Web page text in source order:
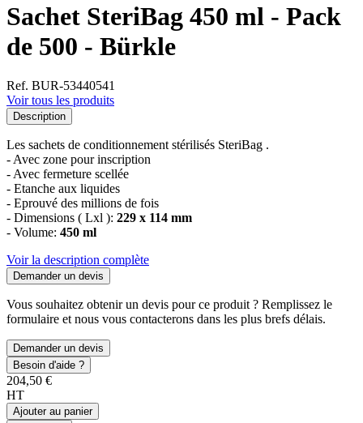
Sachet SteriBag 450 ml - Pack
de 500 - Bürkle
Ref. BUR-53440541
Voir tous les produits
Description
Les sachets de conditionnement stérilisés SteriBag .
- Avec zone pour inscription
- Avec fermeture scellée
- Etanche aux liquides
- Eprouvé des millions de fois
- Dimensions ( Lxl ): 229 x 114 mm
- Volume: 450 ml
Voir la description complète
Demander un devis
Vous souhaitez obtenir un devis pour ce produit ? Remplissez le
formulaire et nous vous contacterons dans les plus brefs délais.
Demander un devis
Besoin d'aide ?
204,50 €
HT
Ajouter au panier